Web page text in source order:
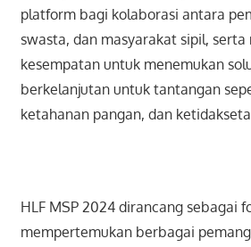
platform bagi kolaborasi antara
swasta, dan masyarakat sipil,
kesempatan untuk menemukan
berkelanjutan untuk tantangan
ketahanan pangan, dan
HLF MSP 2024 dirancang sebagai
mempertemukan berbagai